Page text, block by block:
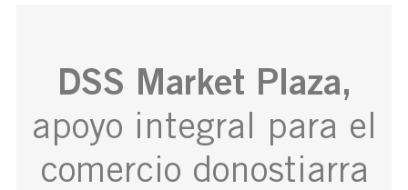
DSS Market Plaza,
apoyo integral para el
comercio donostiarra